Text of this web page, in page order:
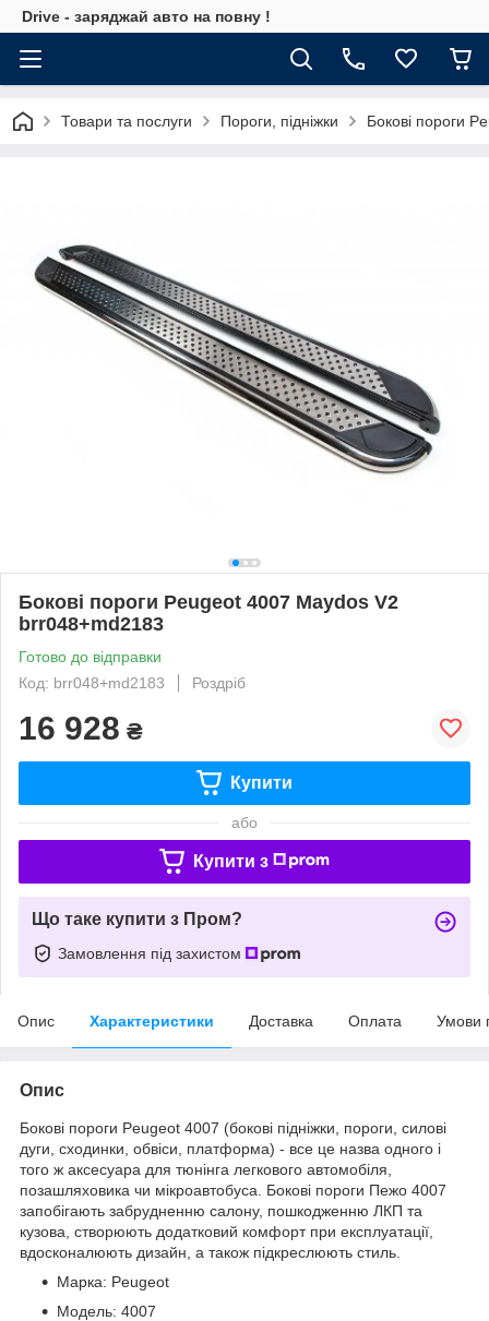
Drive - заряджай авто на повну !
Товари та послуги Пороги, підніжки Бокові пороги
Бокові пороги Peugeot 4007 Maydos V2
brr048+md2183
Готово до відправки
Код: brr048+md2183
Роздріб
16 928 ₴
Купити
або
Купити з
Що таке купити з Пром?
Замовлення під захистом
Опис Характеристики Доставка Оплата Умови
Опис
Бокові пороги Peugeot 4007 (бокові підніжки, пороги, силові
дуги, сходинки, обвіси, платформа) - все це назва одного і
того ж аксесуара для тюнінга легкового автомобіля,
позашляховика чи мікроавтобуса. Бокові пороги Пежо 4007
запобігають забрудненню салону, пошкодженню ЛКП та
кузова, створюють додатковий комфорт при експлуатації,
вдосконалюють дизайн, а також підкреслюють стиль.
Марка: Peugeot
Модель: 4007